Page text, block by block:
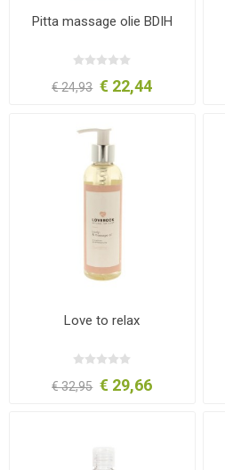
Pitta massage olie BDIH
€ 24,93 € 22,44
Love to relax
€ 32,95 € 29,66